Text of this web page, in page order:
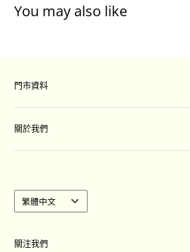
You may also like
門市資料
門市地址：
旺角山東街47-51號星際城市一樓109-
Unit 109-111, Sim City, 47-51 Shan
營業時間 :
關於我們
付款及運送安排
聯絡我們
言
Language
繁體中文
關注我們